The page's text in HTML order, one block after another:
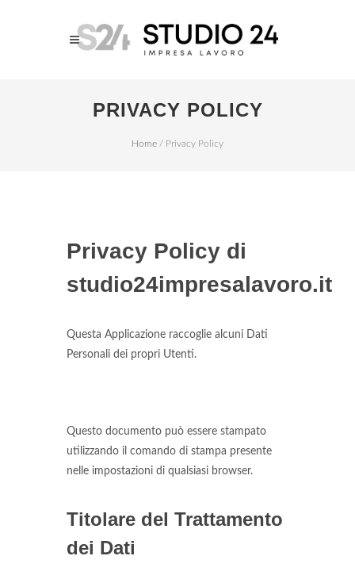
PRIVACY POLICY
Home / Privacy Policy
Privacy Policy di
studio24impresalavoro.it
Questa Applicazione raccoglie alcuni Dati
Personali dei propri Utenti.
Questo documento può essere stampato
utilizzando il comando di stampa presente
nelle impostazioni di qualsiasi browser.
Titolare del Trattamento
dei Dati